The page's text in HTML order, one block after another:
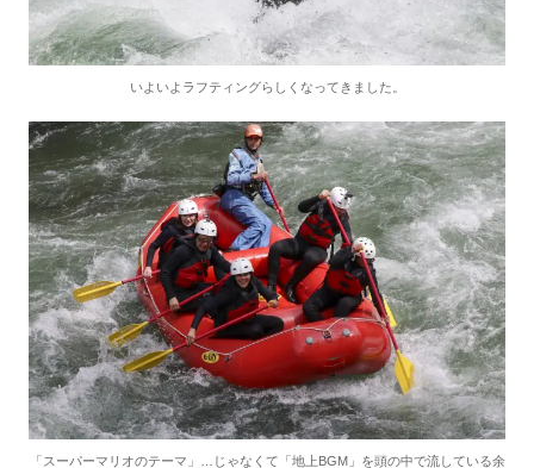
いよいよラフティングらしくなってきました。
「スーパーマリオのテーマ」…じゃなくて「地上BGM」を頭の中で流している余